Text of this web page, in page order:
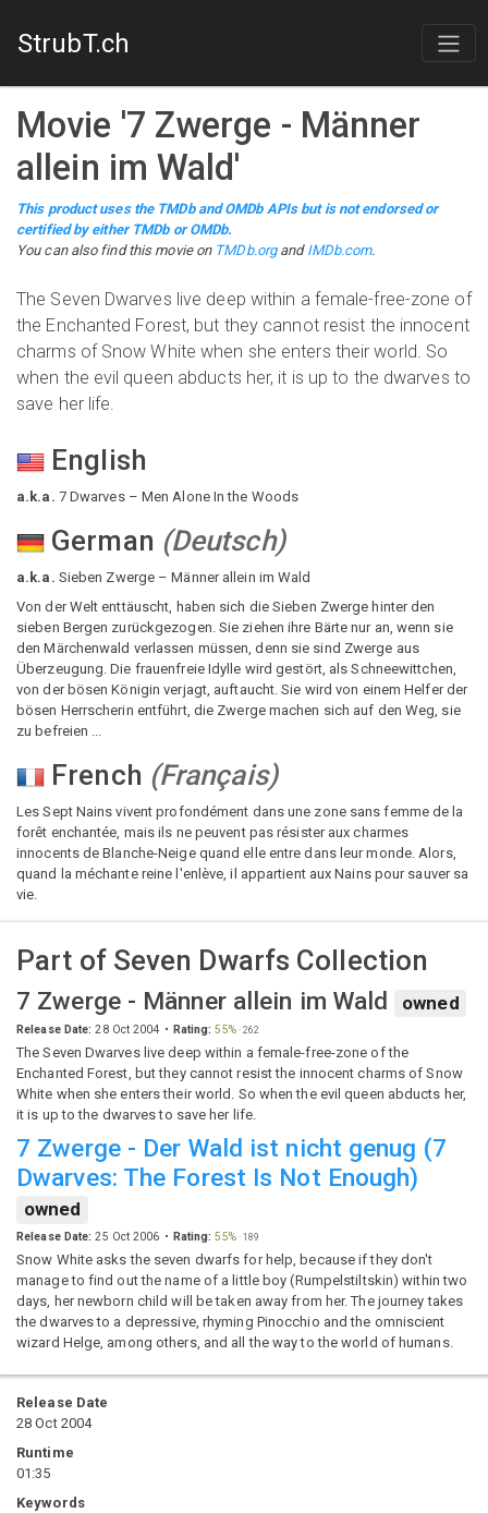
StrubT.ch
Movie '7 Zwerge - Männer
allein im Wald'
This product uses the TMDb and OMDb APIs but is not endorsed or
certified by either TMDb or OMDb.
You can also find this movieon TMDb.organd IMDb.com.
The Seven Dwarves live deep within a female-free-zone of
the Enchanted Forest, but they cannot resist the innocent
charms of Snow White when she enters their world. So
when the evil queen abducts her, it is up to the dwarves to
save her life.
English
a.k.a. 7 Dwarves – Men Alone In the Woods
German (Deutsch)
a.k.a. Sieben Zwerge – Männer allein im Wald
Von der Welt enttäuscht, haben sich die Sieben Zwerge hinter den
sieben Bergen zurückgezogen. Sie ziehen ihre Bärte nur an, wenn sie
den Märchenwald verlassen müssen, denn sie sind Zwerge aus
Überzeugung. Die frauenfreie Idylle wird gestört, als Schneewittchen,
von der bösen Königin verjagt, auftaucht. Sie wird von einem Helfer der
bösen Herrscherin entführt, die Zwerge machen sich auf den Weg, sie
zu befreien ...
French (Français)
Les Sept Nains vivent profondément dans une zone sans femme de la
forêt enchantée, mais ils ne peuvent pas résister aux charmes
innocents de Blanche-Neige quand elle entre dans leur monde. Alors,
quand la méchante reine l'enlève, il appartient aux Nains pour sauver sa
vie.
Part of Seven Dwarfs Collection
7 Zwerge - Männer allein im Wald owned
Release Date: 28 Oct 2004 Rating: 55%·262
The Seven Dwarves live deep within a female-free-zone of the
Enchanted Forest, but they cannot resist the innocent charms of Snow
White when she enters their world. So when the evil queen abducts her,
it is up to the dwarves to save her life.
7 Zwerge - Der Wald ist nicht genug (7
Dwarves: The Forest Is Not Enough)
owned
Release Date: 25 Oct 2006 Rating: 55%·189
Snow White asks the seven dwarfs for help, because if they don't
manage to find out the name of a little boy (Rumpelstiltskin) within two
days, her newborn child will be taken away from her. The journey takes
the dwarves to a depressive, rhyming Pinocchio and the omniscient
wizard Helge, among others, and all the way to the world of humans.
Release Date
28 Oct 2004
Runtime
01:35
Keywords